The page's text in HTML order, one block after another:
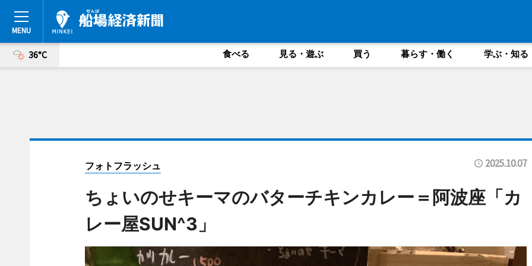
36°C 食べる 見る・遊ぶ 買う 暮らす・働く 学ぶ・知る
フォトフラッシュ 2025.10.07
ちょいのせキーマのバターチキンカレー＝阿波座「カ
レー屋SUN^3」